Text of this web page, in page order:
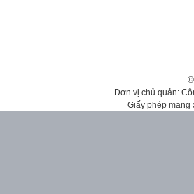
Đơn vị chủ quản:
Giấy phép mạng